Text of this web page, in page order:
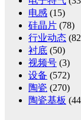
电感 (15)
硅晶片 (78)
行业动态
衬底 (50)
视频号 (3)
设备 (572)
陶瓷 (270)
陶瓷基板